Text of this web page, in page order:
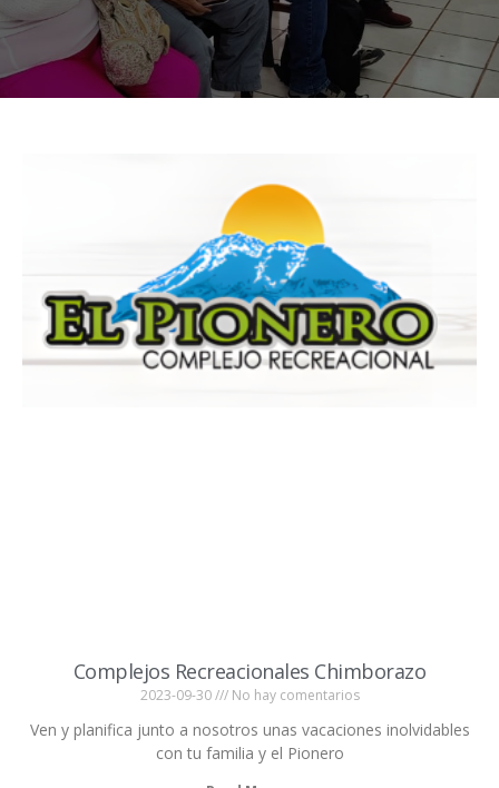
Complejos Recreacionales Chimborazo
2023-09-30 No hay comentarios
Ven y planifica junto a nosotros unas vacaciones inolvidables
con tu familia y el Pionero